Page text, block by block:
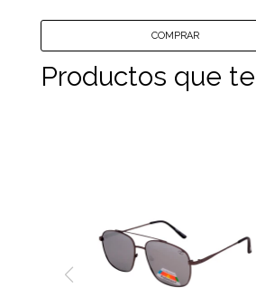
Productos que